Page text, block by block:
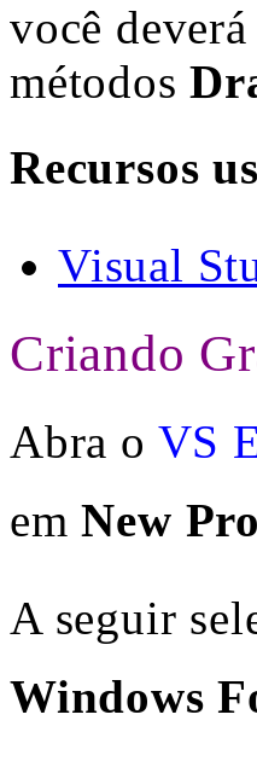
você
métodos
Recursos
Visual
Criando
Abra o VS
emNew
A seguir
Windows